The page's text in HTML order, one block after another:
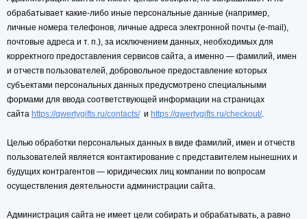
обрабатывает какие-либо иные персональные данные (например,
личные номера телефонов, личные адреса электронной почты (e-mail),
почтовые адреса и т. п.), за исключением данных, необходимых для
корректного предоставления сервисов сайта, а именно — фамилий, имен
и отчеств пользователей, добровольное предоставление которых
субъектами персональных данных предусмотрено специальными
формами для ввода соответствующей информации на страницах
сайта https://qwertygifts.ru/contacts/и https://qwertygifts.ru/checkout/.
Целью обработки персональных данных в виде фамилий, имен и отчеств
пользователей является контактирование с представителем нынешних и
будущих контрагентов — юридических лиц компании по вопросам
осуществления деятельности администрации сайта.
Администрация сайта не имеет цели собирать и обрабатывать, а равно